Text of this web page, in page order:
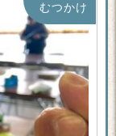
むつかけ